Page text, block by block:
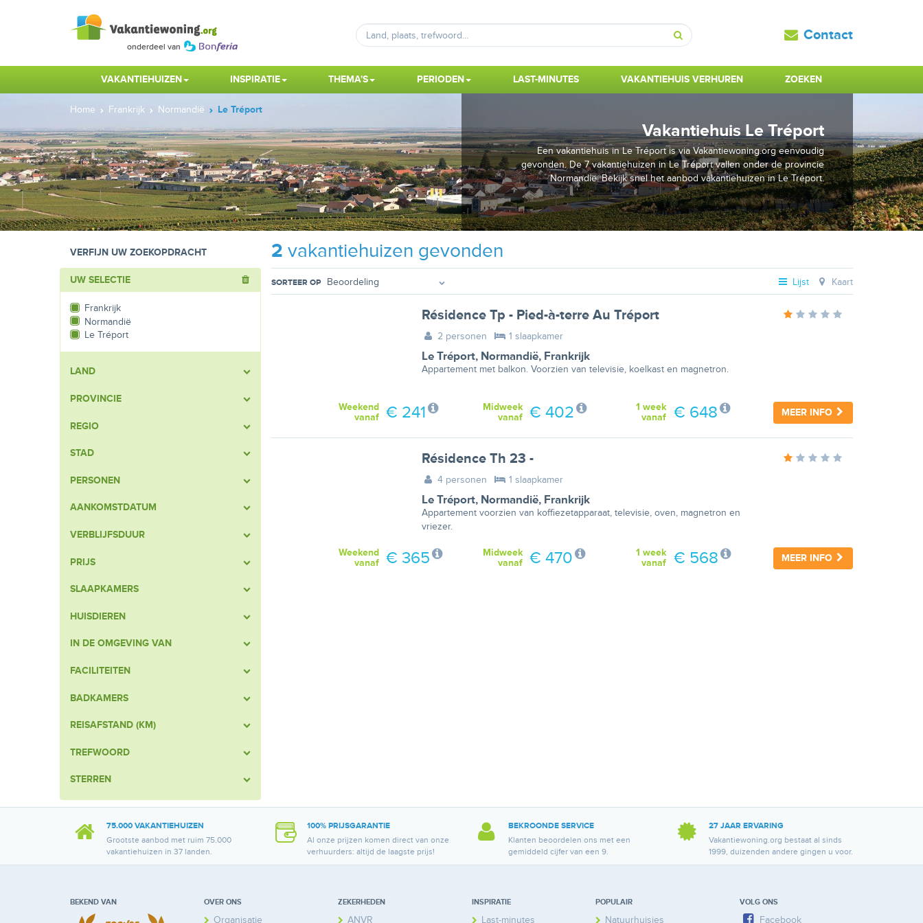
Zoeken
Contact
VAKANTIEHUIZEN INSPIRATIE THEMA'S PERIODEN LAST-MINUTES VAKANTIEHUIS VERHUREN ZOEKEN
Home Frankrijk Normandië Le Tréport
Vakantiehuis Le Tréport
Een vakantiehuis in Le Tréport is via Vakantiewoning.org eenvoudig
gevonden. De 7 vakantiehuizen in Le Tréport vallen onder de provincie
Normandië. Bekijk snel het aanbod vakantiehuizen in Le Tréport.
VERFIJN UW ZOEKOPDRACHT 2 vakantiehuizen gevonden
UW SELECTIE
Frankrijk
Normandië
Le Tréport
LAND
PROVINCIE
REGIO
STAD
PERSONEN
AANKOMSTDATUM
VERBLIJFSDUUR
PRIJS
SLAAPKAMERS
HUISDIEREN
IN DE OMGEVING VAN
FACILITEITEN
BADKAMERS
REISAFSTAND (KM)
TREFWOORD
STERREN
SORTEER OP Lijst Kaart
Résidence Tp - Pied-à-terre Au Tréport
2 personen 1 slaapkamer
Le Tréport, Normandië, Frankrijk
Appartement met balkon. Voorzien van televisie, koelkast en magnetron.
MEER INFO
1 week
vanaf
€ 648
Midweek
vanaf
€ 402
Weekend
vanaf
€ 241
Résidence Th 23 -
4 personen 1 slaapkamer
Le Tréport, Normandië, Frankrijk
Appartement voorzien van koffiezetapparaat, televisie, oven, magnetron en
vriezer.
MEER INFO
1 week
vanaf
€ 568
Midweek
vanaf
€ 470
Weekend
vanaf
€ 365
75.000 VAKANTIEHUIZEN
Grootste aanbod met ruim 75.000
vakantiehuizen in 37 landen.
100% PRIJSGARANTIE
Al onze prijzen komen direct van onze
verhuurders: altijd de laagste prijs!
BEKROONDE SERVICE
Klanten beoordelen ons met een
gemiddeld cijfer van een 9.
27 JAAR ERVARING
Vakantiewoning.org bestaat al sinds
1999, duizenden andere gingen u voor.
BEKEND VAN OVER ONS
Organisatie
ZEKERHEDEN
ANVR
INSPIRATIE
Last-minutes
POPULAIR
Natuurhuisjes
VOLG ONS
Facebook